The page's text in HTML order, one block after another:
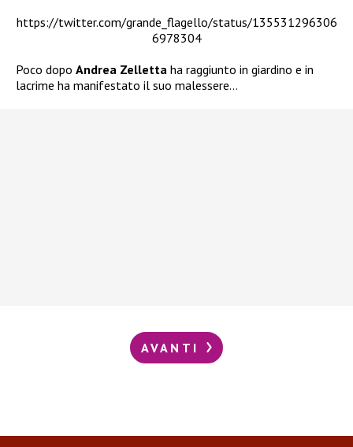
https://twitter.com/grande_flagello/status/135531296306
6978304
Poco dopo Andrea Zelletta ha raggiunto in giardino e in
lacrime ha manifestato il suo malessere…
AVANTI